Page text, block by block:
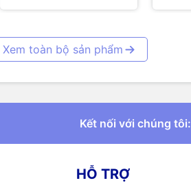
Xem toàn bộ sản phẩm
Kết nối với chúng tôi:
HỖ TRỢ